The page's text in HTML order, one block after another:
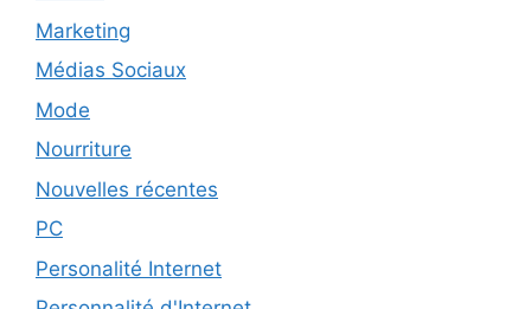
Marketing
Médias Sociaux
Mode
Nourriture
Nouvelles récentes
PC
Personalité Internet